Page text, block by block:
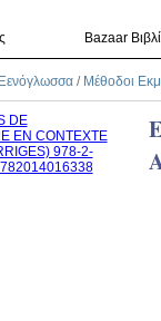
Bazaar
/ Μέθοδοι